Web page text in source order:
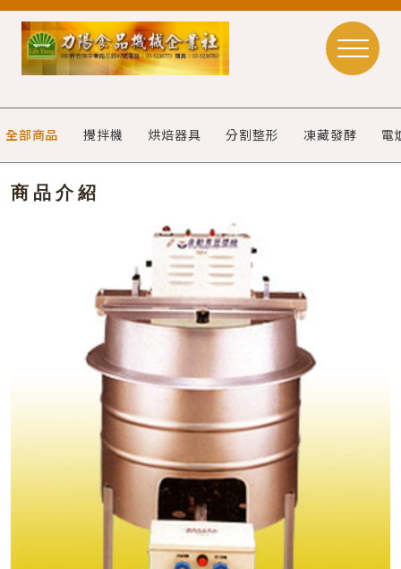
全部商品 攪拌機 烘焙器具 分割整形 凍藏發酵 電
商品介紹